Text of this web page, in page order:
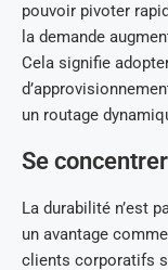
pouvoir pivoter
la demande
Cela signifie
un routage
Se
La durabilité n’est
un avantage
clients corporatifs